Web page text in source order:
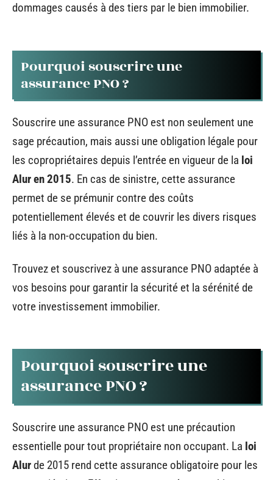
dommages causés à des tiers par le bien immobilier.
Pourquoi souscrire une
assurance PNO ?
Souscrire une assurance PNO est non seulement une
sage précaution, mais aussi une obligation légale pour
les copropriétaires depuis l’entrée en vigueur de la loi
Alur en 2015. En cas de sinistre, cette assurance
permet de se prémunir contre des coûts
potentiellement élevés et de couvrir les divers risques
liés à la non-occupation du bien.
Trouvez et souscrivez à une assurance PNO adaptée à
vos besoins pour garantir la sécurité et la sérénité de
votre investissement immobilier.
Pourquoi souscrire une
assurance PNO ?
Souscrire une assurance PNO est une précaution
essentielle pour tout propriétaire non occupant. La loi
Alurde 2015 rend cette assurance obligatoire pour les